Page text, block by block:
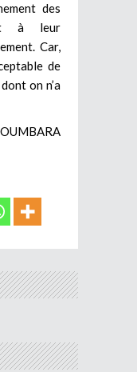
des
à leur
Car,
de
on n’a